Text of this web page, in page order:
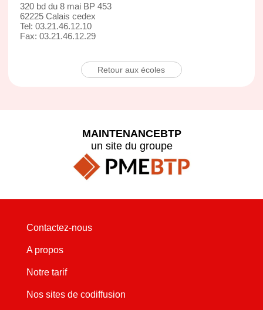
320 bd du 8 mai BP 453
62225 Calais cedex
Tel: 03.21.46.12.10
Fax: 03.21.46.12.29
Retour aux écoles
MAINTENANCEBTP
un site du groupe
Contactez-nous
A propos
Notre tarif
Nos sites de codiffusion